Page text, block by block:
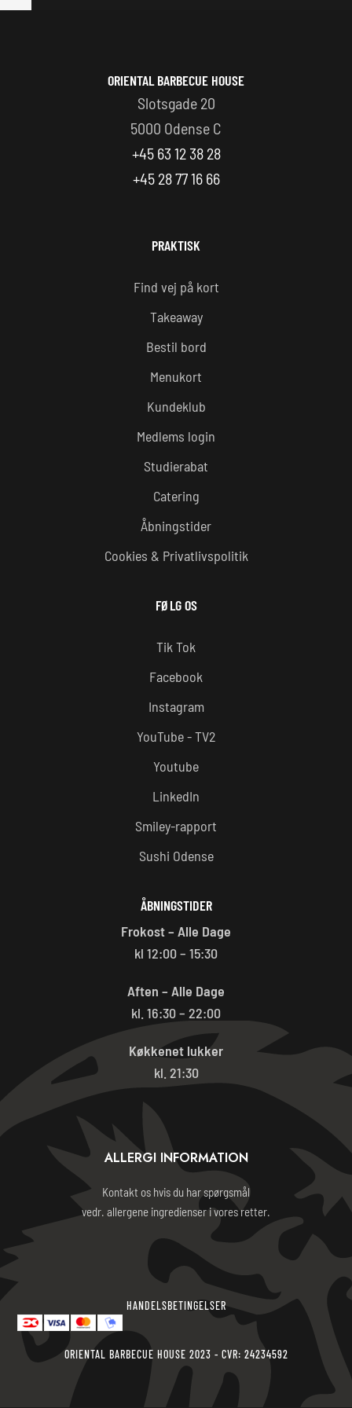
ORIENTAL BARBECUE HOUSE
Slotsgade 20
5000 Odense C
+45 63 12 38 28
+45 28 77 16 66
PRAKTISK
Find vej på kort
Takeaway
Bestil bord
Menukort
Kundeklub
Medlems login
Studierabat
Catering
Åbningstider
Cookies & Privatlivspolitik
FØLG OS
Tik Tok
Facebook
Instagram
YouTube - TV2
Youtube
LinkedIn
Smiley-rapport
Sushi Odense
ÅBNINGSTIDER
Frokost – Alle Dage
kl 12:00 – 15:30
Aften – Alle Dage
kl. 16:30 – 22:00
Køkkenet lukker
kl. 21:30
ALLERGI INFORMATION
Kontakt os hvis du har spørgsmål
vedr. allergene ingredienser i vores retter.
HANDELSBETINGELSER
ORIENTAL BARBECUE HOUSE 2023 - CVR: 24234592